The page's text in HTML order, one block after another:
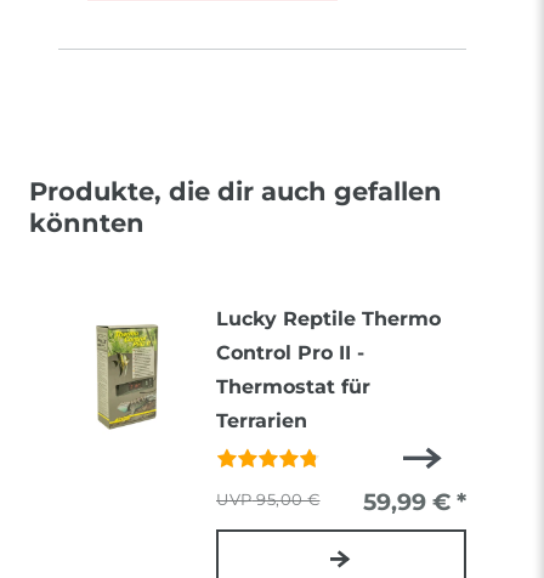
Produkte, die dir auch gefallen
könnten
Lucky Reptile Thermo
Control Pro II -
Thermostat für
Terrarien
95,00 € 59,99 € *